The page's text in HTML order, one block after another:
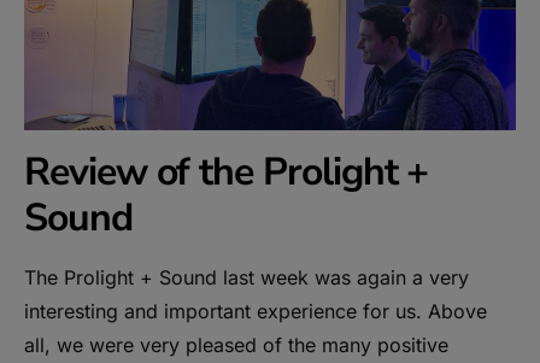
Review of the Prolight +
Sound
The Prolight + Sound last week was again a very
interesting and important experience for us. Above
all, we were very pleased of the many positive